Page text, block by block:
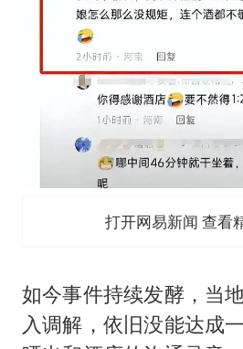
打开网易新闻 查看
如今事件持续发酵，当
入调解，依旧没能达成